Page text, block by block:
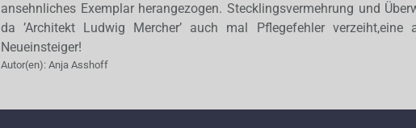
ansehnliches Exemplar herangezogen. Stecklingsvermehrung und
da ’Architekt Ludwig Mercher’ auch mal Pflegefehler
Neueinsteiger!
Autor(en): Anja Asshoff